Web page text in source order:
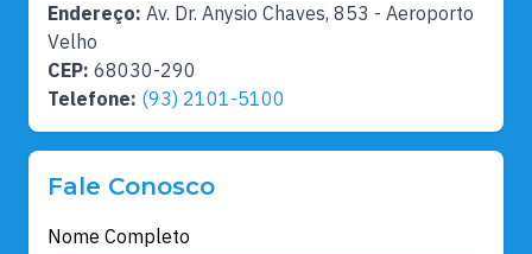
Endereço: Av. Dr. Anysio Chaves, 853 - Aeroporto
Velho
CEP: 68030-290
Telefone: (93) 2101-5100
Fale Conosco
Nome Completo